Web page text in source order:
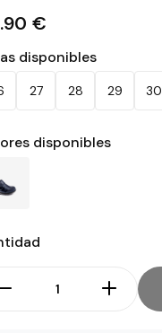
€
disponibles
27 28 29 30
disponibles